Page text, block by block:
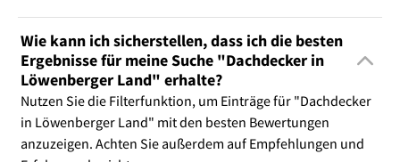
Wie kann ich sicherstellen, dass ich die besten
Ergebnisse für meine Suche "Dachdecker in
Löwenberger Land" erhalte?
Nutzen Sie die Filterfunktion, um Einträge für "Dachdecker
in Löwenberger Land" mit den besten Bewertungen
anzuzeigen. Achten Sie außerdem auf Empfehlungen und